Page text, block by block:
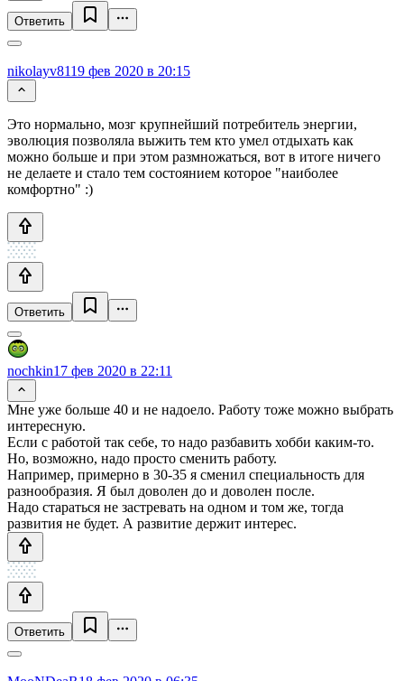
Ответить
nikolayv8119 фев 2020 в 20:15
Это нормально, мозг крупнейший потребитель энергии,
эволюция позволяла выжить тем кто умел отдыхать как
можно больше и при этом размножаться, вот в итоге ничего
не делаете и стало тем состоянием которое "наиболее
комфортно" :)
Ответить
nochkin17 фев 2020 в 22:11
Мне уже больше 40 и не надоело. Работу тоже можно выбрать
интересную.
Если с работой так себе, то надо разбавить хобби каким-то.
Но, возможно, надо просто сменить работу.
Например, примерно в 30-35 я сменил специальность для
разнообразия. Я был доволен до и доволен после.
Надо стараться не застревать на одном и том же, тогда
развития не будет. А развитие держит интерес.
Ответить